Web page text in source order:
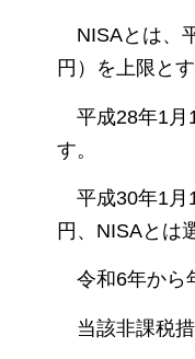
NISAとは、
円）を上限と
平成28年1月
す。
平成30年1月
円、NISAとは
令和6年から
当該非課税